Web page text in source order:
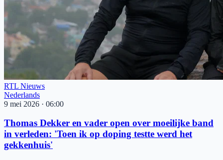
RTL Nieuws
Nederlands
9 mei 2026 · 06:00
Thomas Dekker en vader open over moeilijke band
in verleden: 'Toen ik op doping testte werd het
gekkenhuis'